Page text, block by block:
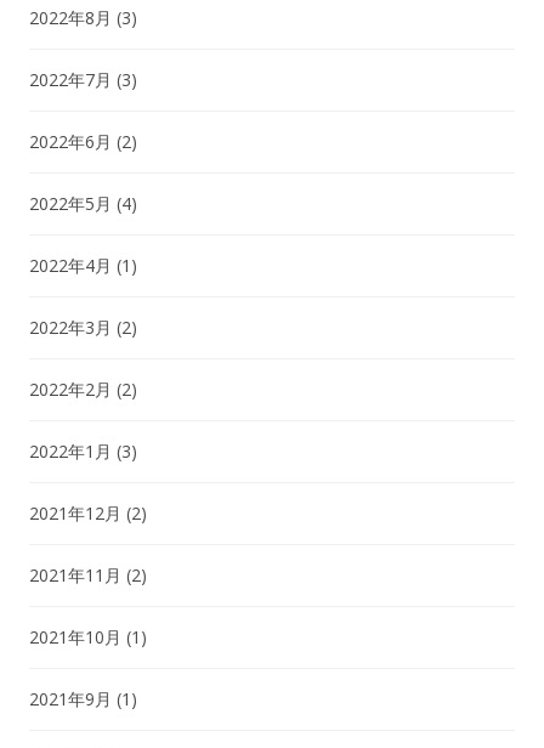
2022年8月 (3)
2022年7月 (3)
2022年6月 (2)
2022年5月 (4)
2022年4月 (1)
2022年3月 (2)
2022年2月 (2)
2022年1月 (3)
2021年12月 (2)
2021年11月 (2)
2021年10月 (1)
2021年9月 (1)